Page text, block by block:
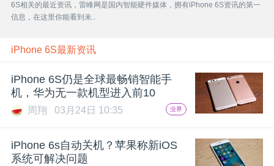
页
雷
峰
公
6S相关的最近资讯，雷峰网是国内智能硬件媒体，拥有iPhone 6S资讯的第一
信息，在这里你能看到未..
iPhone 6S最新资讯
iPhone 6S仍是全球最畅销智能手
机，华为无一款机型进入前10
周翔 03月24日 10:35 业界
iPhone 6s自动关机？苹果称新iOS
系统可解决问题